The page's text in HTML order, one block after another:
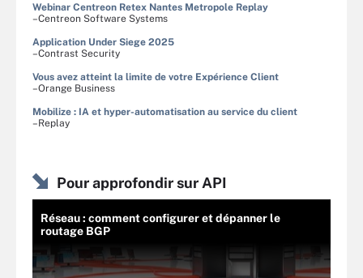
Webinar Centreon Retex Nantes Metropole Replay
–Centreon Software Systems
Application Under Siege 2025
–Contrast Security
Vous avez atteint la limite de votre Expérience Client
–Orange Business
Mobilize : IA et hyper-automatisation au service du client
–Replay
Pour approfondir sur API
Réseau : comment configurer et dépanner le
routage BGP